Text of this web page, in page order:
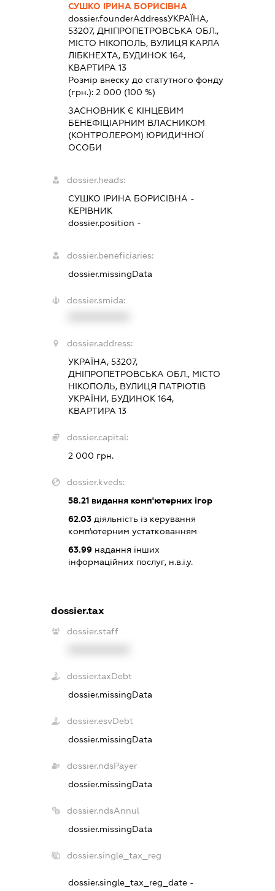
СУШКО ІРИНА БОРИСІВНА
dossier.founderAddressУКРАЇНА,
53207, ДНІПРОПЕТРОВСЬКА ОБЛ.,
МІСТО НІКОПОЛЬ, ВУЛИЦЯ КАРЛА
ЛІБКНЕХТА, БУДИНОК 164,
КВАРТИРА 13
Розмір внеску до статутного фонду
(грн.):2 000 (100 %)
ЗАСНОВНИК Є КІНЦЕВИМ
БЕНЕФІЦІАРНИМ ВЛАСНИКОМ
(КОНТРОЛЕРОМ) ЮРИДИЧНОЇ
ОСОБИ
dossier.heads:
СУШКО ІРИНА БОРИСІВНА -
КЕРІВНИК
dossier.position -
dossier.beneficiaries:
dossier.missingData
dossier.smida:
dossier.address:
УКРАЇНА, 53207,
ДНІПРОПЕТРОВСЬКА ОБЛ., МІСТО
НІКОПОЛЬ, ВУЛИЦЯ ПАТРІОТІВ
УКРАЇНИ, БУДИНОК 164,
КВАРТИРА 13
dossier.capital:
2 000 грн.
dossier.kveds:
58.21 видання комп'ютерних ігор
62.03 діяльність із керування
комп'ютерним устаткованням
63.99 надання інших
інформаційних послуг, н.в.і.у.
dossier.tax
dossier.staff
dossier.taxDebt
dossier.missingData
dossier.esvDebt
dossier.missingData
dossier.ndsPayer
dossier.missingData
dossier.ndsAnnul
dossier.missingData
dossier.single_tax_reg
dossier.single_tax_reg_date -